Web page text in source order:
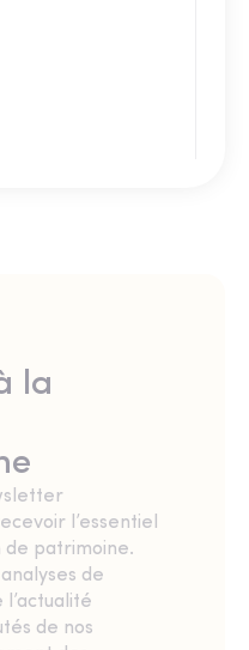
la
l’essentiel
de patrimoine.
de
de nos